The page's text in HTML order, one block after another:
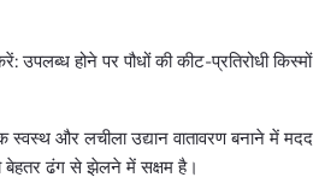
उपलब्ध होने पर पौधों की कीट-प्रतिरोधी किस्मों
और लचीला उद्यान वातावरण बनाने में मदद
ढंग से झेलने में सक्षम है।